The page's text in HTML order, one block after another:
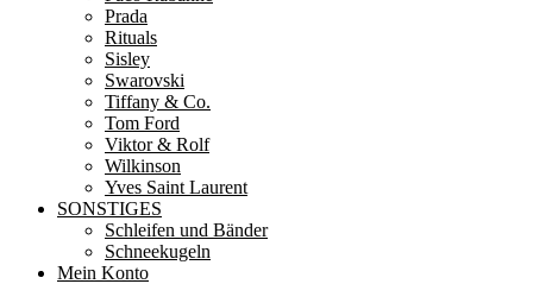
Prada
Rituals
Sisley
Swarovski
Tiffany & Co.
Tom Ford
Viktor & Rolf
Wilkinson
Yves Saint Laurent
SONSTIGES
Schleifen und Bänder
Schneekugeln
Mein Konto